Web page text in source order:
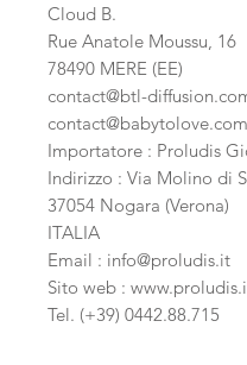
Cloud B.
Rue Anatole Moussu, 16
78490 MERE (EE)
contact@btl-
contact@babytolove.com
Importatore : Proludis
Indirizzo : Via Molino di
37054 Nogara (Verona)
ITALIA
Email : info@proludis.it
Sito web :
Tel. (+39) 0442.88.715